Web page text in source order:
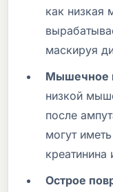
как низкая
маскируя
Мышечное
низкой
после
могут
Острое